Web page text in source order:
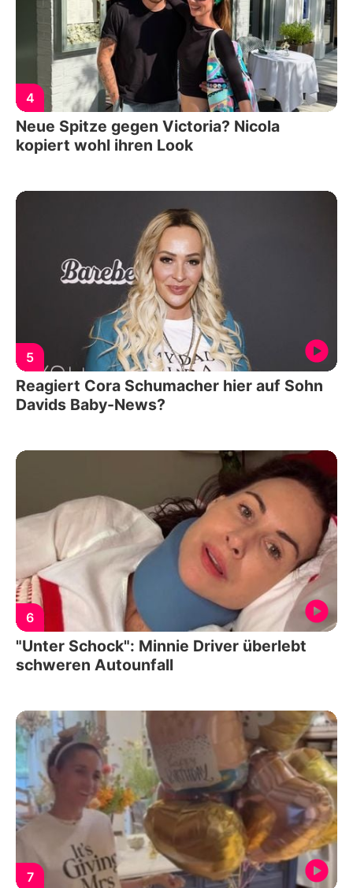
4
Neue Spitze gegen Victoria? Nicola
kopiert wohl ihren Look
5
Reagiert Cora Schumacher hier auf Sohn
Davids Baby-News?
6
"Unter Schock": Minnie Driver überlebt
schweren Autounfall
7